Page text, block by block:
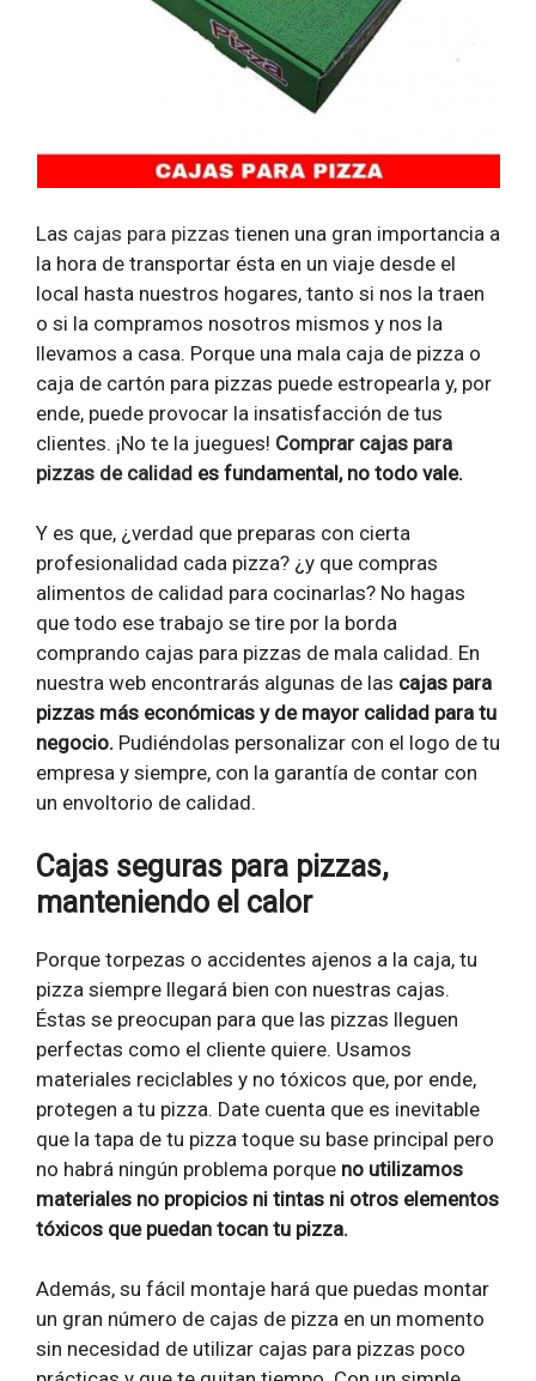
Las cajas para pizzas tienen una gran importancia a
la hora de transportar ésta en un viaje desde el
local hasta nuestros hogares, tanto si nos la traen
o si la compramos nosotros mismos y nos la
llevamos a casa. Porque una mala caja de pizza o
caja de cartón para pizzas puede estropearla y, por
ende, puede provocar la insatisfacción de tus
clientes. ¡No te la juegues! Comprar cajas para
pizzas de calidad es fundamental, no todo vale.
Y es que, ¿verdad que preparas con cierta
profesionalidad cada pizza? ¿y que compras
alimentos de calidad para cocinarlas? No hagas
que todo ese trabajo se tire por la borda
comprando cajas para pizzas de mala calidad. En
nuestra web encontrarás algunas de las cajas para
pizzas más económicas y de mayor calidad para tu
negocio. Pudiéndolas personalizar con el logo de tu
empresa y siempre, con la garantía de contar con
un envoltorio de calidad.
Cajas seguras para pizzas,
manteniendo el calor
Porque torpezas o accidentes ajenos a la caja, tu
pizza siempre llegará bien con nuestras cajas.
Éstas se preocupan para que las pizzas lleguen
perfectas como el cliente quiere. Usamos
materiales reciclables y no tóxicos que, por ende,
protegen a tu pizza. Date cuenta que es inevitable
que la tapa de tu pizza toque su base principal pero
no habrá ningún problema porque no utilizamos
materiales no propicios ni tintas ni otros elementos
tóxicos que puedan tocan tu pizza.
Además, su fácil montaje hará que puedas montar
un gran número de cajas de pizza en un momento
sin necesidad de utilizar cajas para pizzas poco